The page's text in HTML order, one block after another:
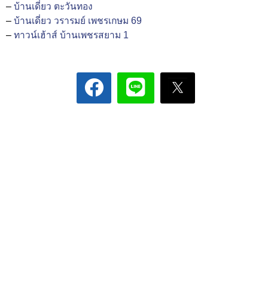
– บ้านเดี่ยว ตะวันทอง
– บ้านเดี่ยว วรารมย์ เพชรเกษม 69
– ทาวน์เฮ้าส์ บ้านเพชรสยาม 1